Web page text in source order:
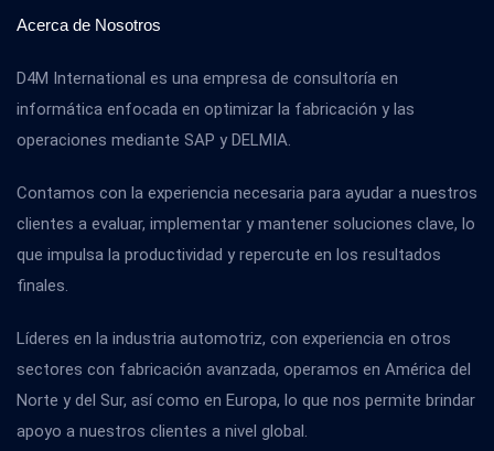
Acerca de Nosotros
D4M International es una empresa de consultoría en
informática enfocada en optimizar la fabricación y las
operaciones mediante SAP y DELMIA.
Contamos con la experiencia necesaria para ayudar a nuestros
clientes a evaluar, implementar y mantener soluciones clave, lo
que impulsa la productividad y repercute en los resultados
finales.
Líderes en la industria automotriz, con experiencia en otros
sectores con fabricación avanzada, operamos en América del
Norte y del Sur, así como en Europa, lo que nos permite brindar
apoyo a nuestros clientes a nivel global.